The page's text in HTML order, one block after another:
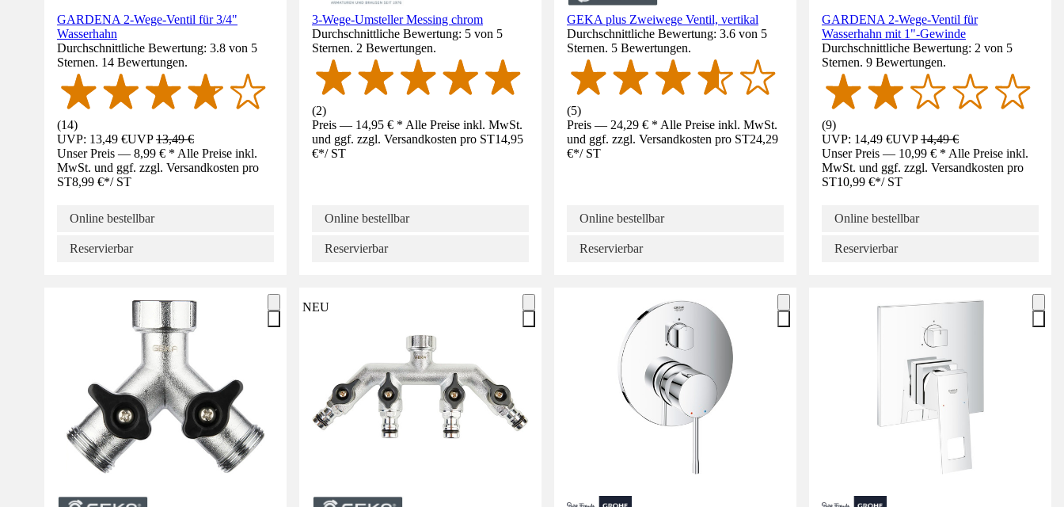
GARDENA 2-Wege-Ventil für 3/4"
Wasserhahn
Durchschnittliche Bewertung: 3.8 von 5
Sternen. 14 Bewertungen.
(14)
UVP: 13,49 €UVP13,49 €
Unser Preis — 8,99 € * Alle Preise inkl.
MwSt. und ggf. zzgl. Versandkosten pro
ST8,99 €*/ ST
Online bestellbar
Reservierbar
3-Wege-Umsteller Messing chrom
Durchschnittliche Bewertung: 5 von 5
Sternen. 2 Bewertungen.
(2)
Preis — 14,95 € * Alle Preise inkl. MwSt.
und ggf. zzgl. Versandkosten pro ST14,95
€*/ ST
Online bestellbar
Reservierbar
GEKA plus Zweiwege Ventil, vertikal
Durchschnittliche Bewertung: 3.6 von 5
Sternen. 5 Bewertungen.
(5)
Preis — 24,29 € * Alle Preise inkl. MwSt.
und ggf. zzgl. Versandkosten pro ST24,29
€*/ ST
Online bestellbar
Reservierbar
GARDENA 2-Wege-Ventil für
Wasserhahn mit 1"-Gewinde
Durchschnittliche Bewertung: 2 von 5
Sternen. 9 Bewertungen.
(9)
UVP: 14,49 €UVP14,49 €
Unser Preis — 10,99 € * Alle Preise inkl.
MwSt. und ggf. zzgl. Versandkosten pro
ST10,99 €*/ ST
Online bestellbar
Reservierbar
NEU